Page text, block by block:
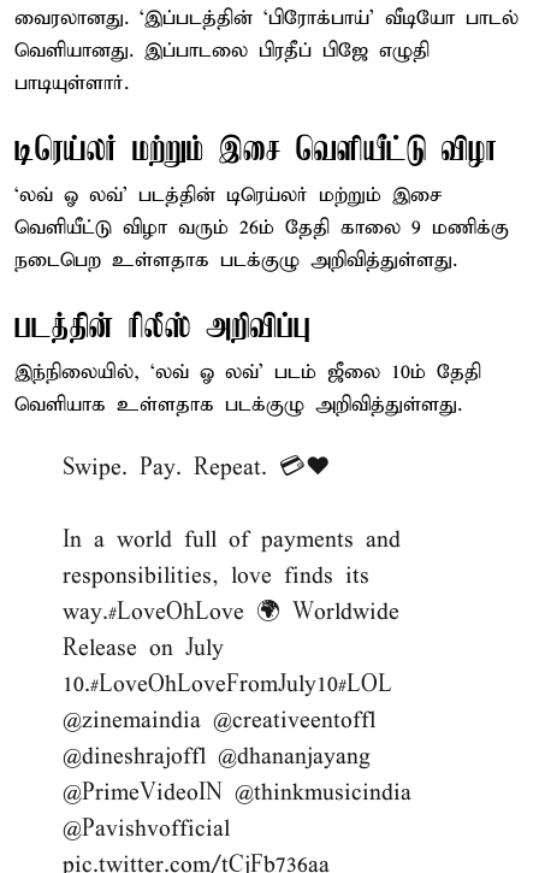
வைரலானது. ‘இப்படத்தின் ‘பிரோக்பாய்’ வீடியோ பாடல்
வெளியானது. இப்பாடலை பிரதீப் பிஜே எழுதி
பாடியுள்ளார்.
டிரெய்லர் மற்றும் இசை வெளியீட்டு விழா
‘லவ் ஓ லவ்’ படத்தின் டிரெய்லர் மற்றும் இசை
வெளியீட்டு விழா வரும் 26ம் தேதி காலை 9 மணிக்கு
நடைபெற உள்ளதாக படக்குழு அறிவித்துள்ளது.
படத்தின் ரிலீஸ் அறிவிப்பு
இந்நிலையில், ‘லவ் ஓ லவ்’ படம் ஜீலை 10ம் தேதி
வெளியாக உள்ளதாக படக்குழு அறிவித்துள்ளது.
Swipe. Pay. Repeat. 💳❤️
In a world full of payments and
responsibilities, love finds its
way.#LoveOhLove 🌍 Worldwide
Release on July
10.#LoveOhLoveFromJuly10#LOL
@zinemaindia @creativeentoffl
@dineshrajoffl @dhananjayang
@PrimeVideoIN @thinkmusicindia
@Pavishvofficial
pic.twitter.com/tCjFb736aa